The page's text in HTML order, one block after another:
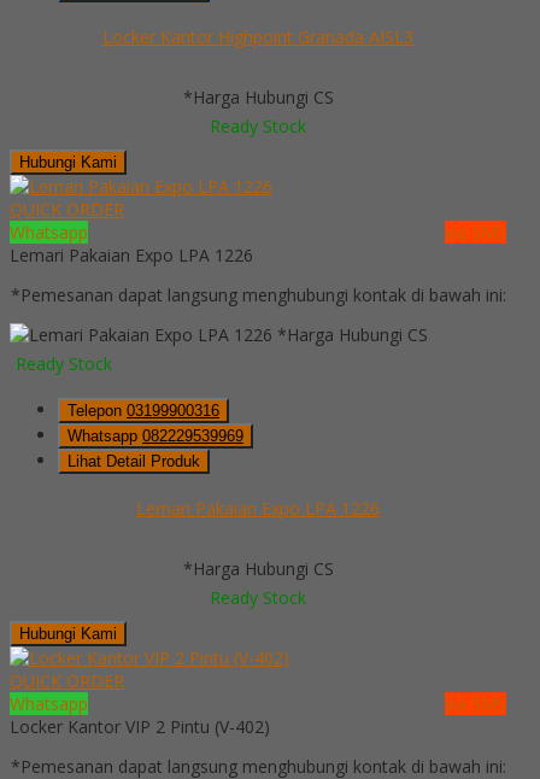
Locker Kantor Highpoint Granada AISL3
*Harga Hubungi CS
Ready Stock
Hubungi Kami
QUICK ORDER
Whatsapp
via SMS
Lemari Pakaian Expo LPA 1226
*Pemesanan dapat langsung menghubungi kontak di bawah ini:
*Harga Hubungi CS
Ready Stock
Telepon 03199900316
Whatsapp 082229539969
Lihat Detail Produk
Lemari Pakaian Expo LPA 1226
*Harga Hubungi CS
Ready Stock
Hubungi Kami
QUICK ORDER
Whatsapp
via SMS
Locker Kantor VIP 2 Pintu (V-402)
*Pemesanan dapat langsung menghubungi kontak di bawah ini: